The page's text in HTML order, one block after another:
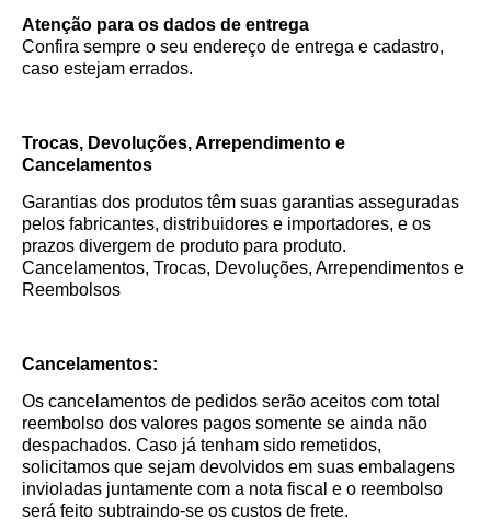
Atenção para os dados de entrega
Confira sempre o seu endereço de entrega e cadastro,
caso estejam errados.
Trocas, Devoluções, Arrependimento e
Cancelamentos
Garantias dos produtos têm suas garantias asseguradas
pelos fabricantes, distribuidores e importadores, e os
prazos divergem de produto para produto.
Cancelamentos, Trocas, Devoluções, Arrependimentos e
Reembolsos
Cancelamentos:
Os cancelamentos de pedidos serão aceitos com total
reembolso dos valores pagos somente se ainda não
despachados. Caso já tenham sido remetidos,
solicitamos que sejam devolvidos em suas embalagens
invioladas juntamente com a nota fiscal e o reembolso
será feito subtraindo-se os custos de frete.